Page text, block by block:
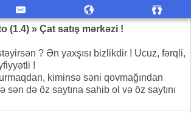
(1.4) » Çat satış mərkəzi !
? Ən yaxşısı bizlikdir ! Ucuz, fərqli,
!
kiminsə səni qovmağından
sən də öz saytına sahib ol və öz saytını